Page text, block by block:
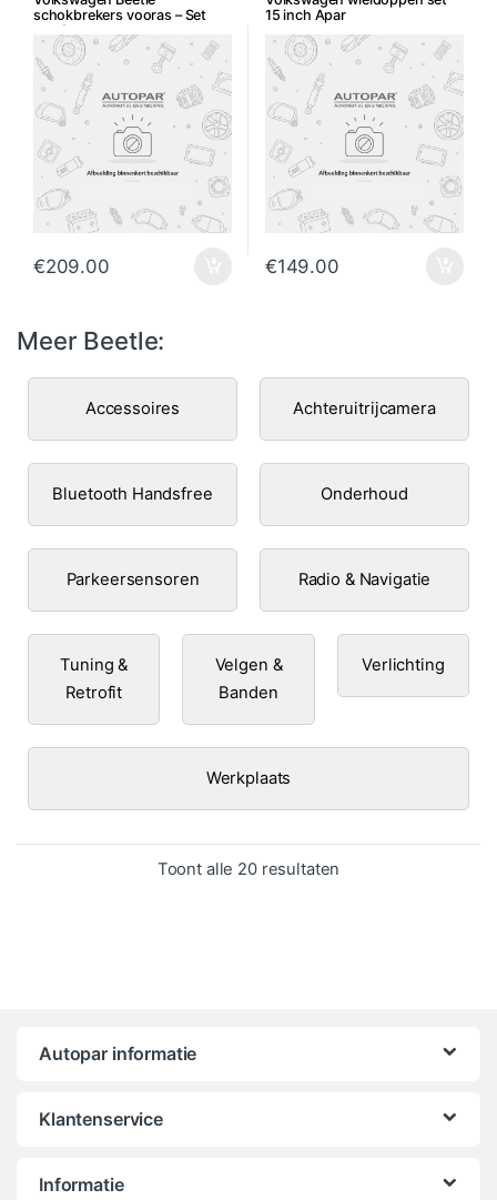
schokbrekers vooras – Set
van 2
€209.00
15 inch Apar
€149.00
Meer Beetle:
Accessoires Achteruitrijcamera
Bluetooth Handsfree Onderhoud
Parkeersensoren Radio & Navigatie
Tuning &
Retrofit
Velgen &
Banden
Verlichting
Werkplaats
Toont alle 20 resultaten
Autopar informatie
Klantenservice
Informatie